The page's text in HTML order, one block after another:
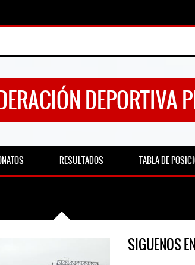
DEPORTIVA
RESULTADOS TABLA DE
SIGUENOS